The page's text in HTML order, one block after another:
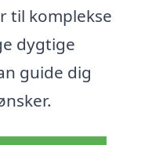
til komplekse
dygtige
guide dig